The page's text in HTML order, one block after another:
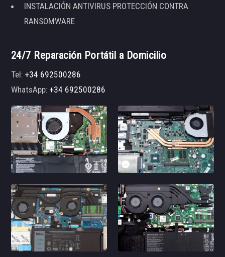
INSTALACIÓN ANTIVIRUS PROTECCIÓN CONTRA
RANSOMWARE
24/7 Reparación Portátil a Domicilio
Tel:+34 692500286
WhatsApp:+34 692500286